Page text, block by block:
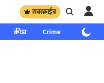
सबस्क्राईब
क्रीडा Crime साप्ताहिक